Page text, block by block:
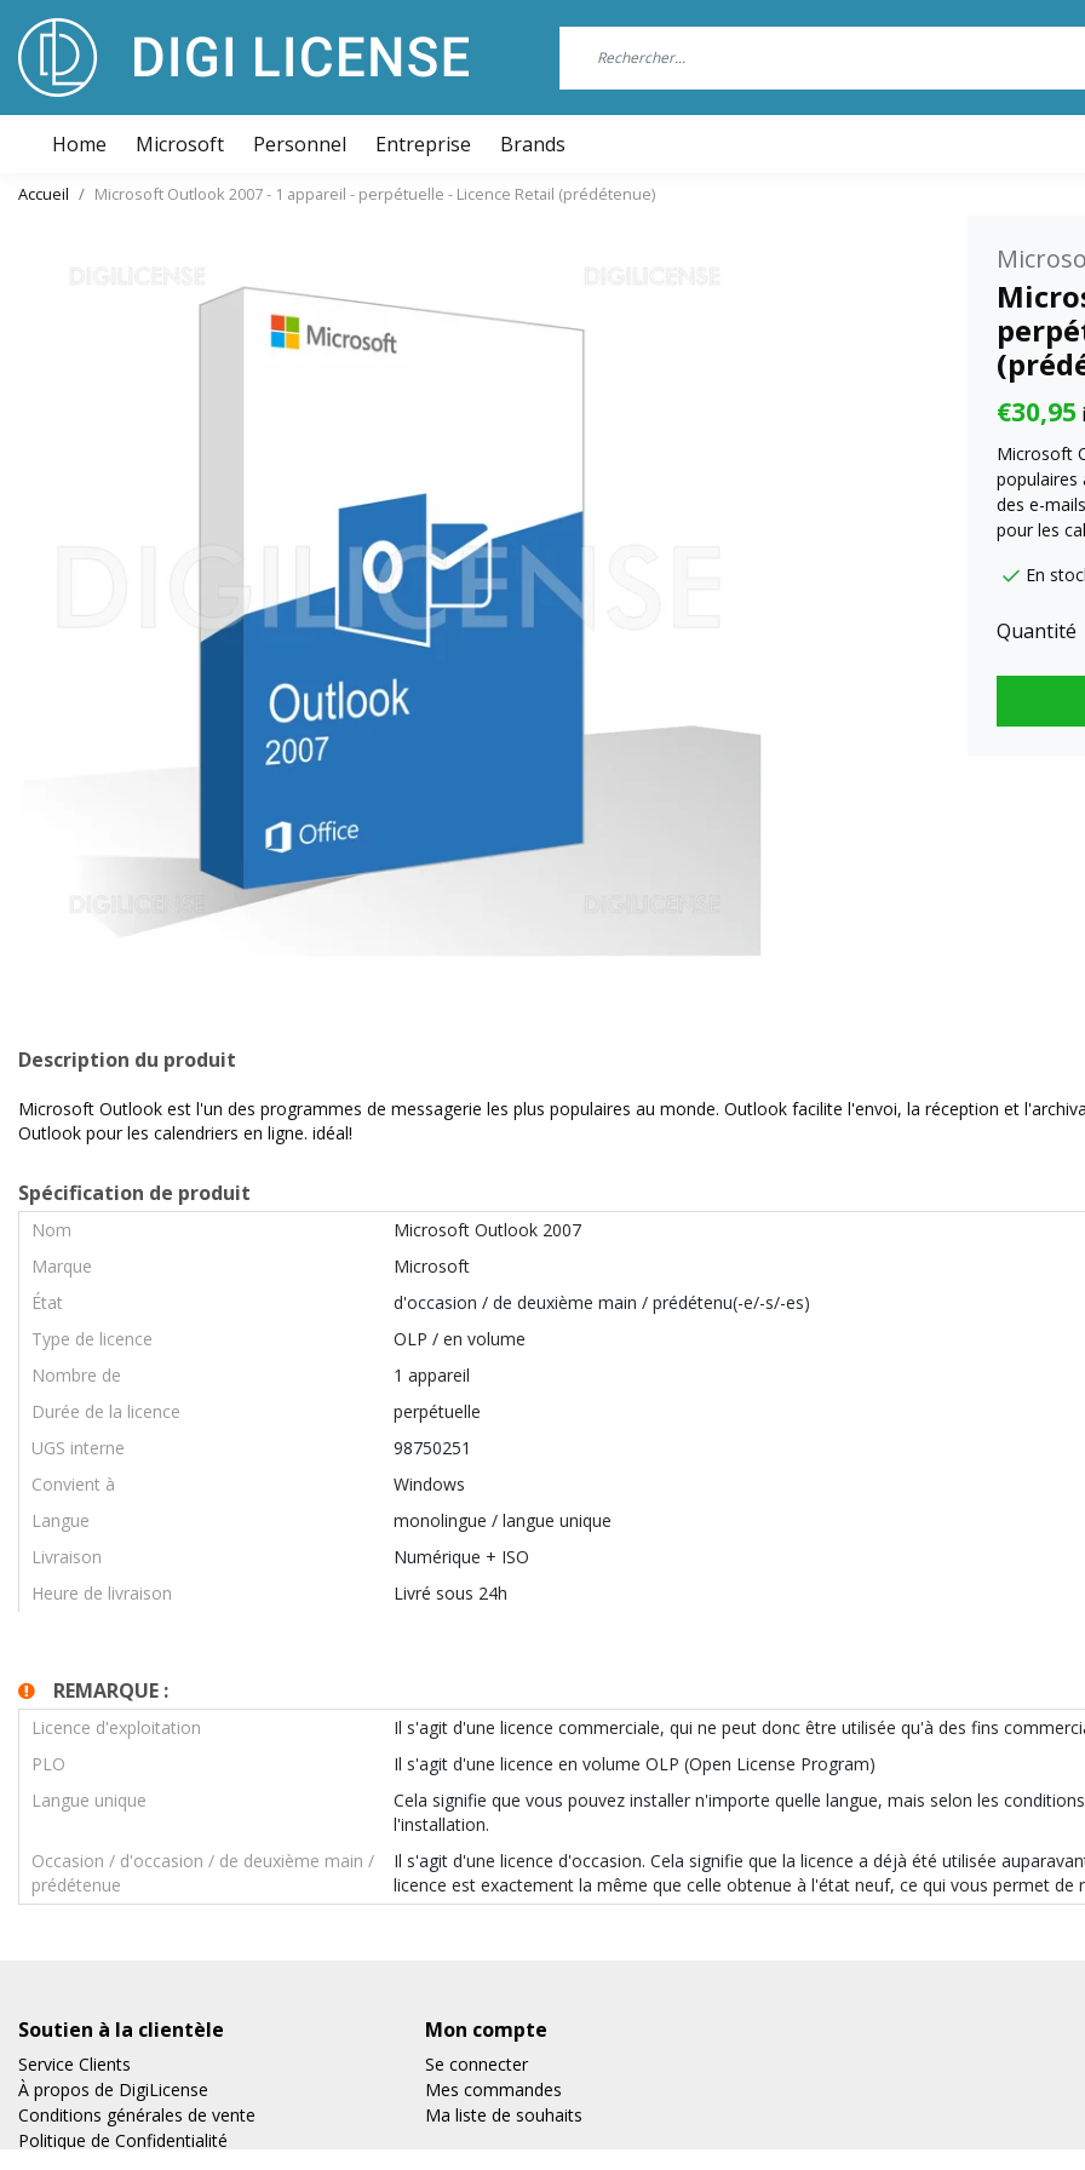
Home Microsoft Personnel Entreprise Brands
Accueil Microsoft Outlook 2007 - 1 appareil - perpétuelle - Licence Retail (prédétenue)
€30,95
Microsoft
populaires
des e-
pour les
En
Quantité
Description du produit
Microsoft Outlook est l'un des programmes de messagerie les plus populaires au monde. Outlook facilite l'envoi, la réception et
Outlook pour les calendriers en ligne. idéal!
Spécification de produit
Nom
Microsoft Outlook 2007
Marque
Microsoft
État
d'occasion / de deuxième main / prédétenu(-e/-s/-es)
Type de licence
OLP / en volume
Nombre de
1 appareil
Durée de la licence
perpétuelle
UGS interne
98750251
Convient à
Windows
Langue
monolingue / langue unique
Livraison
Numérique + ISO
Heure de livraison
Livré sous 24h
REMARQUE :
Licence d'exploitation
Il s'agit d'une licence commerciale, qui ne peut donc être utilisée qu'à des fins
PLO
Il s'agit d'une licence en volume OLP (Open License Program)
Langue unique
Cela signifie que vous pouvez installer n'importe quelle langue, mais selon les
l'installation.
Occasion / d'occasion / de deuxième main /
prédétenue
Il s'agit d'une licence d'occasion. Cela signifie que la licence a déjà été utilisée
licence est exactement la même que celle obtenue à l'état neuf, ce qui vous permet de
Soutien à la clientèle
Service Clients
À propos de DigiLicense
Conditions générales de vente
Politique de Confidentialité
Mon compte
Se connecter
Mes commandes
Ma liste de souhaits